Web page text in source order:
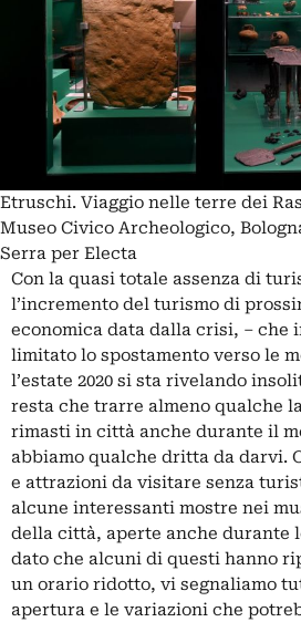
Etruschi. Viaggio nelle terre dei
Museo Civico Archeologico,
Serra per Electa
Con la quasi totale assenza di
l’incremento del turismo di
economica data dalla crisi, – che
limitato lo spostamento verso le
l’estate 2020 si sta rivelando
resta che trarre almeno qualche
rimasti in città anche durante il
abbiamo qualche dritta da darvi.
e attrazioni da visitare senza
alcune interessanti mostre nei
della città, aperte anche durante
dato che alcuni di questi hanno
un orario ridotto, vi segnaliamo
apertura e le variazioni che